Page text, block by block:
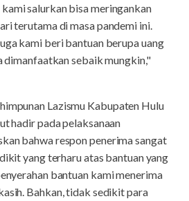
salurkan bisa meringankan
terutama di masa pandemi ini.
kami beri bantuan berupa uang
dimanfaatkan sebaik mungkin,"
Lazismu Kabupaten Hulu
hadir pada pelaksanaan
bahwa respon penerima sangat
yang terharu atas bantuan yang
bantuan kami menerima
Bahkan, tidak sedikit para